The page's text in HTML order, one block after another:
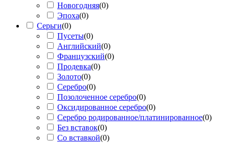
Новогодняя(0)
Эпоха(0)
Серьги(0)
Пусеты(0)
Английский(0)
Французский(0)
Продевка(0)
Золото(0)
Серебро(0)
Позолоченное серебро(0)
Оксидированное серебро(0)
Серебро родированное/платинированное(0)
Без вставок(0)
Со вставкой(0)